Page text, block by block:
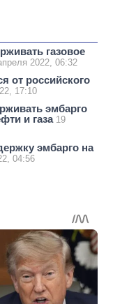
газовое
2022, 06:32
от российского
17:10
эмбарго
и газа 19
эмбарго на
04:56